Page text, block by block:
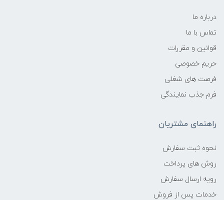
درباره ما
تماس با ما
قوانین و مقررات
حریم خصوصی
فرصت های شغلی
فرم جذب نمایندگی
راهنمای مشتریان
نحوه ثبت سفارش
روش های پرداخت
رویه ارسال سفارش
خدمات پس از فروش